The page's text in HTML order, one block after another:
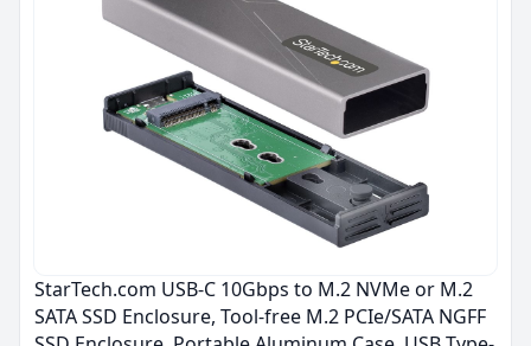
StarTech.com USB-C 10Gbps to M.2 NVMe or M.2
SATA SSD Enclosure, Tool-free M.2 PCIe/SATA NGFF